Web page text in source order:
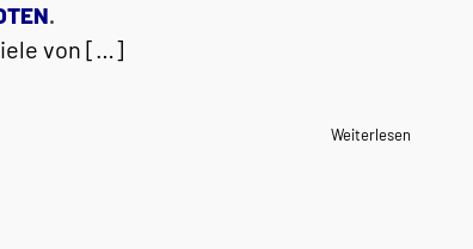
.
von […]
Weiterlesen